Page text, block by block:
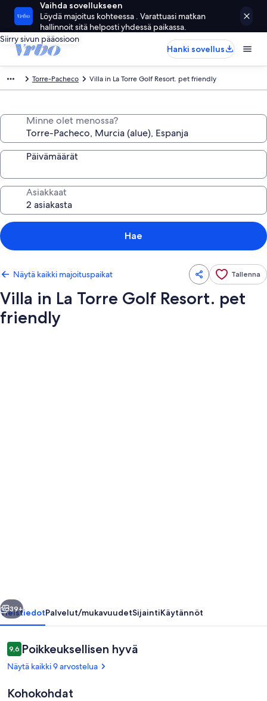
Vaihda sovellukseen
Löydä majoitus kohteessa . Varattuasi matkan
hallinnoit sitä helposti yhdessä paikassa.
Siirry sivun pääosioon
Hanki sovellus
Torre-Pacheco Villa in La Torre Golf Resort. pet friendly
Minne olet menossa?
Päivämäärät
Asiakkaat
Hae
Näytä kaikki majoituspaikat Tallenna
Villa in La Torre Golf Resort. pet
friendly
friendly
valokuvagalleria
Seuraava
39+
YleistiedotPalvelut/mukavuudetSijaintiKäytännöt
Arvostelut
9,69,6 kautta 10.
Poikkeuksellisen hyvä
Näytä kaikki 9 arvostelua
Kohokohdat